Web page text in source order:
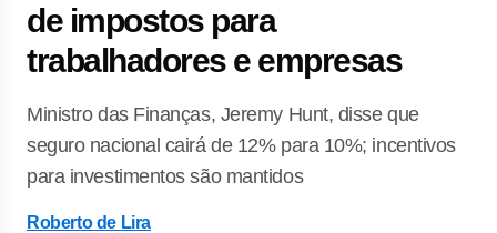
de impostos para
trabalhadores e empresas
Ministro das Finanças, Jeremy Hunt, disse que
seguro nacional cairá de 12% para 10%; incentivos
para investimentos são mantidos
Roberto de Lira